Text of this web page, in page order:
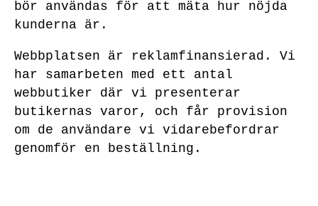
bör användas för att mäta hur nöjda
kunderna är.
Webbplatsen är reklamfinansierad. Vi
har samarbeten med ett antal
webbutiker där vi presenterar
butikernas varor, och får provision
om de användare vi vidarebefordrar
genomför en beställning.